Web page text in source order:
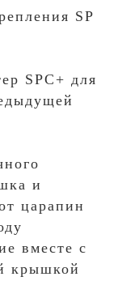
SP
SPC+ для
и
царапин
вместе с
крышкой